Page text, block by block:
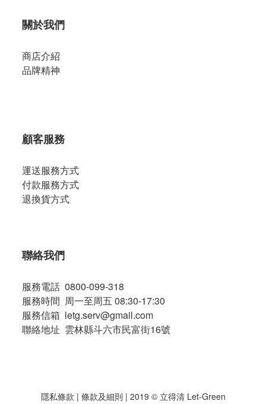
關於我們
商店介紹
品牌精神
顧客服務
運送服務方式
付款服務方式
退換貨方式
聯絡我們
服務電話 0800-099-318
服務時間 周一至周五 08:30-17:30
服務信箱 letg.serv@gmail.com
聯絡地址 雲林縣斗六市民富街16號
隱私條款 | 條款及細則 | 2019 © 立得清 Let-Green